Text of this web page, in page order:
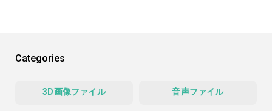
Categories
3D画像ファイル 音声ファイル